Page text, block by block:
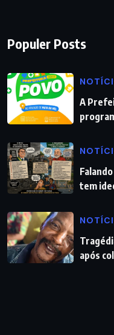
Populer Posts
A
tem
após